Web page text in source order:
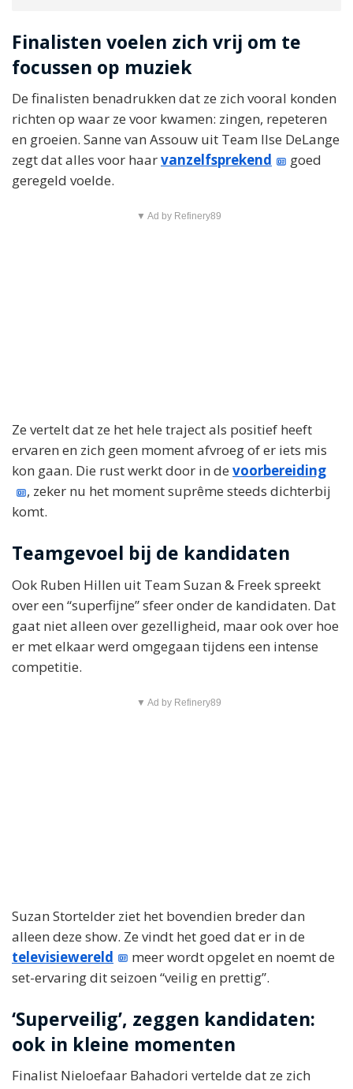
Finalisten voelen zich vrij om te
focussen op muziek
De finalisten benadrukken dat ze zich vooral konden
richten op waar ze voor kwamen: zingen, repeteren
en groeien. Sanne van Assouw uit Team Ilse DeLange
zegt dat alles voor haarvanzelfsprekend
goed
geregeld voelde.
▼ Ad by Refinery89
Ze vertelt dat ze het hele traject als positief heeft
ervaren en zich geen moment afvroeg of er iets mis
kon gaan. Die rust werkt door in de voorbereiding
, zeker nu het moment suprême steeds dichterbij
komt.
Teamgevoel bij de kandidaten
Ook Ruben Hillen uit Team Suzan & Freek spreekt
over een “superfijne” sfeer onder de kandidaten. Dat
gaat niet alleen over gezelligheid, maar ook over hoe
er met elkaar werd omgegaan tijdens een intense
competitie.
▼ Ad by Refinery89
Suzan Stortelder ziet het bovendien breder dan
alleen deze show. Ze vindt het goed dat er in de
televisiewereld
meer wordt opgelet en noemt de
set-ervaring dit seizoen “veilig en prettig”.
‘Superveilig’, zeggen kandidaten:
ook in kleine momenten
Finalist Nieloefaar Bahadori vertelde dat ze zich